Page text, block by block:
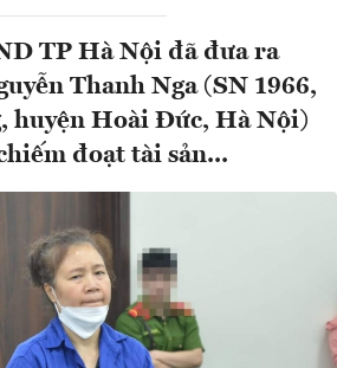
TP Hà Nội đã đưa ra
Thanh Nga (SN 1966,
huyện Hoài Đức, Hà Nội)
đoạt tài sản...